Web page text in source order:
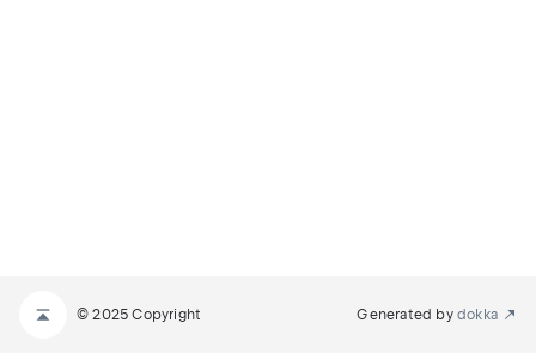
© 2025 Copyright Generated by dokka